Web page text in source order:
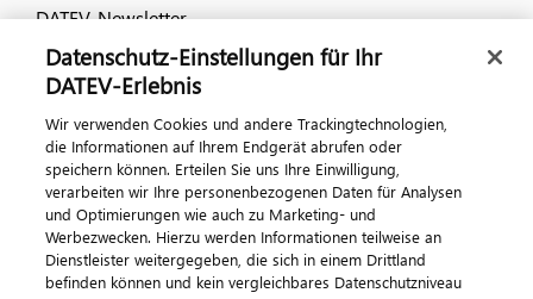
DATEV-Newsletter
Kontaktieren Sie uns
Datenschutz-Einstellungen für Ihr
DATEV-Erlebnis
Wir verwenden Cookies und andere Trackingtechnologien,
die Informationen auf Ihrem Endgerät abrufen oder
speichern können. Erteilen Sie uns Ihre Einwilligung,
verarbeiten wir Ihre personenbezogenen Daten für Analysen
und Optimierungen wie auch zu Marketing- und
Werbezwecken. Hierzu werden Informationen teilweise an
Dienstleister weitergegeben, die sich in einem Drittland
befinden können und kein vergleichbares Datenschutzniveau